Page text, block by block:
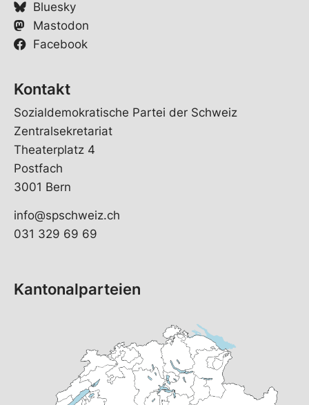
Bluesky
Mastodon
Facebook
Kontakt
Sozialdemokratische Partei der Schweiz
Zentralsekretariat
Theaterplatz 4
Postfach
3001 Bern
info@spschweiz.ch
031 329 69 69
Kantonalparteien